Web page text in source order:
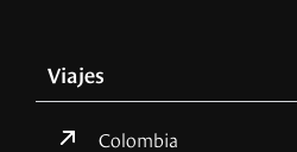
Viajes
Colombia